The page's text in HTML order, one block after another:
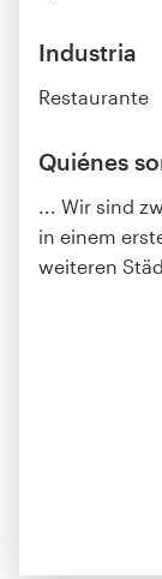
Industria
Restaurante
Quiénes
... Wir sind
in einem
weiteren